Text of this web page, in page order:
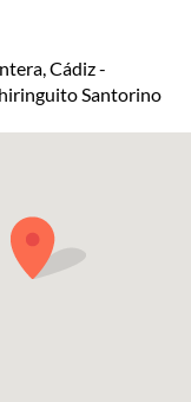
Cádiz -
Santorino